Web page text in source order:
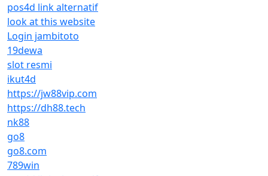
pos4d link alternatif
look at this website
Login jambitoto
19dewa
slot resmi
ikut4d
https://jw88vip.com
https://dh88.tech
nk88
go8
go8.com
789win